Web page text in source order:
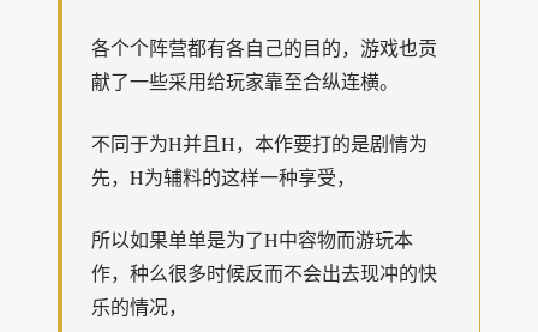
各个个阵营都有各自己的目的，游戏也贡
献了一些采用给玩家靠至合纵连横。
不同于为H并且H，本作要打的是剧情为
先，H为辅料的这样一种享受，
所以如果单单是为了H中容物而游玩本
作，种么很多时候反而不会出去现冲的快
乐的情况，